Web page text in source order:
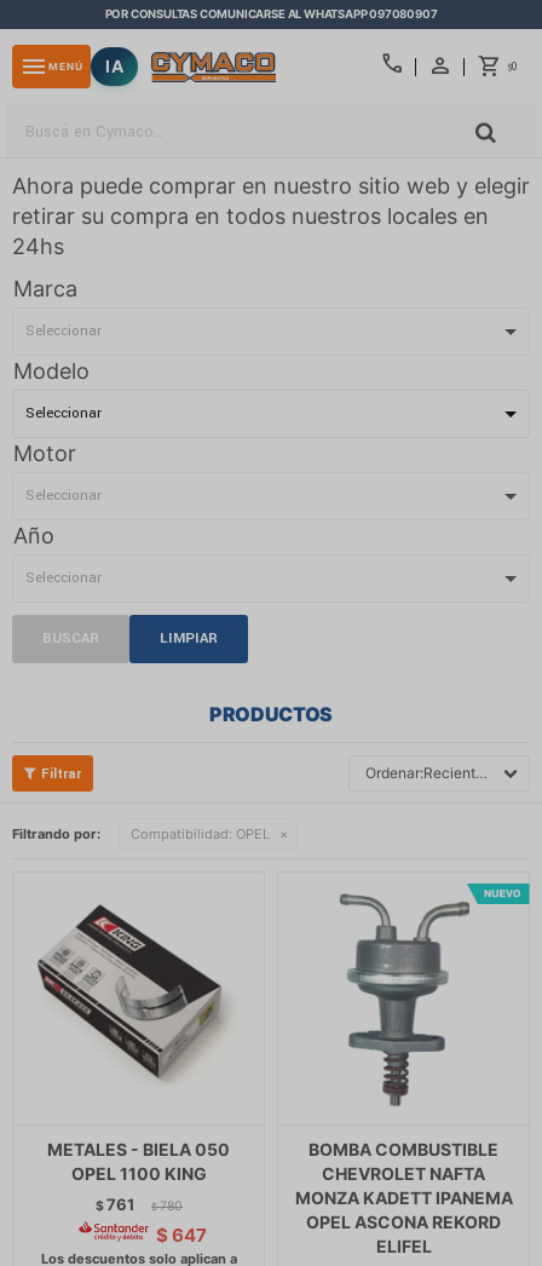
POR CONSULTAS COMUNICARSE AL WHATSAPP 097080907
call $0
menu MENÚ IA
Ahora puede comprar en nuestro sitio web y elegir
retirar su compra en todos nuestros locales en
24hs
Marca
Modelo
Motor
Año
BUSCAR LIMPIAR
PRODUCTOS
Recientes
Filtrando por: Compatibilidad: OPEL
METALES - BIELA 050
OPEL 1100 KING
$761 $ 780
$ 647
BOMBA COMBUSTIBLE
CHEVROLET NAFTA
MONZA KADETT IPANEMA
OPEL ASCONA REKORD
ELIFEL
close